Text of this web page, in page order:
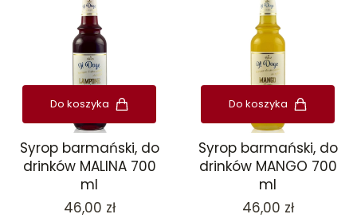
Do koszyka
Syrop barmański, do
drinków MALINA 700
ml
Cena
46,00 zł
Do koszyka
Syrop barmański, do
drinków MANGO 700
ml
Cena
46,00 zł